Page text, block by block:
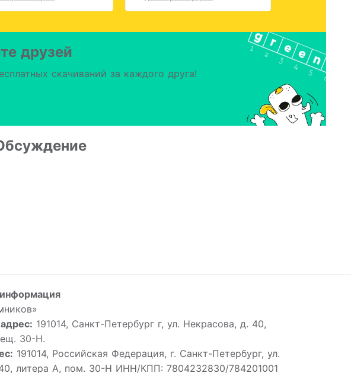
друзей
скачиваний за каждого друга!
191014, Санкт-Петербург г, ул. Некрасова, д. 40,
30-Н.
191014, Российская Федерация, г. Санкт-Петербург, ул.
литера А, пом. 30-Н ИНН/КПП: 7804232830/784201001